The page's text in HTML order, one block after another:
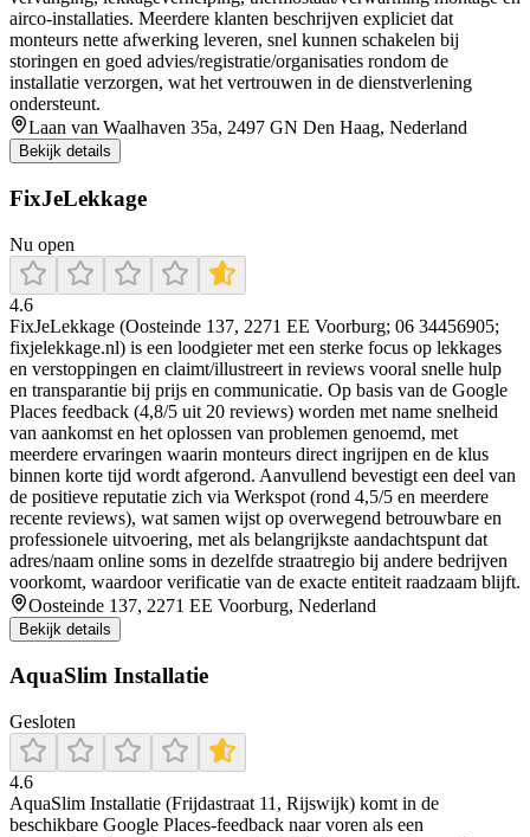
airco-installaties. Meerdere klanten beschrijven expliciet dat
monteurs nette afwerking leveren, snel kunnen schakelen bij
storingen en goed advies/registratie/organisaties rondom de
installatie verzorgen, wat het vertrouwen in de dienstverlening
ondersteunt.
Laan van Waalhaven 35a, 2497 GN Den Haag, Nederland
Bekijk details
FixJeLekkage
Nu open
4.6
FixJeLekkage (Oosteinde 137, 2271 EE Voorburg; 06 34456905;
fixjelekkage.nl) is een loodgieter met een sterke focus op lekkages
en verstoppingen en claimt/illustreert in reviews vooral snelle hulp
en transparantie bij prijs en communicatie. Op basis van de Google
Places feedback (4,8/5 uit 20 reviews) worden met name snelheid
van aankomst en het oplossen van problemen genoemd, met
meerdere ervaringen waarin monteurs direct ingrijpen en de klus
binnen korte tijd wordt afgerond. Aanvullend bevestigt een deel van
de positieve reputatie zich via Werkspot (rond 4,5/5 en meerdere
recente reviews), wat samen wijst op overwegend betrouwbare en
professionele uitvoering, met als belangrijkste aandachtspunt dat
adres/naam online soms in dezelfde straatregio bij andere bedrijven
voorkomt, waardoor verificatie van de exacte entiteit raadzaam blijft.
Oosteinde 137, 2271 EE Voorburg, Nederland
Bekijk details
AquaSlim Installatie
Gesloten
4.6
AquaSlim Installatie (Frijdastraat 11, Rijswijk) komt in de
beschikbare Google Places-feedback naar voren als een